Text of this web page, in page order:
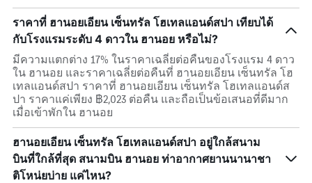
ราคาที่ ฮานอยเอียน เซ็นทรัล โฮเทลแอนด์สปา เทียบได้
กับโรงแรมระดับ 4 ดาวใน ฮานอย หรือไม่?
มีความแตกต่าง 17% ในราคาเฉลี่ยต่อคืนของโรงแรม 4 ดาว
ใน ฮานอย และราคาเฉลี่ยต่อคืนที่ ฮานอยเอียน เซ็นทรัล โฮ
เทลแอนด์สปา ราคาที่ ฮานอยเอียน เซ็นทรัล โฮเทลแอนด์ส
ปา ราคาแค่เพียง ฿2,023 ต่อคืน และถือเป็นข้อเสนอที่ดีมาก
เมื่อเข้าพักใน ฮานอย
ฮานอยเอียน เซ็นทรัล โฮเทลแอนด์สปา อยู่ใกล้สนาม
บินที่ใกล้ที่สุด สนามบิน ฮานอย ท่าอากาศยานนานาชา
ติโหน่ยบ่าย แค่ไหน?